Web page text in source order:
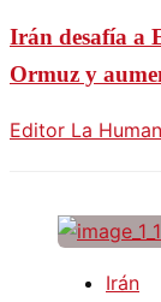
Irán desafía a
Ormuz y
Editor La
Irán